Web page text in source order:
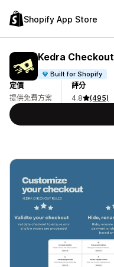
Shopify App Store
Kedra Checkout
Built for Shopify
定價
提供免費方案
評分
4.8
(495)